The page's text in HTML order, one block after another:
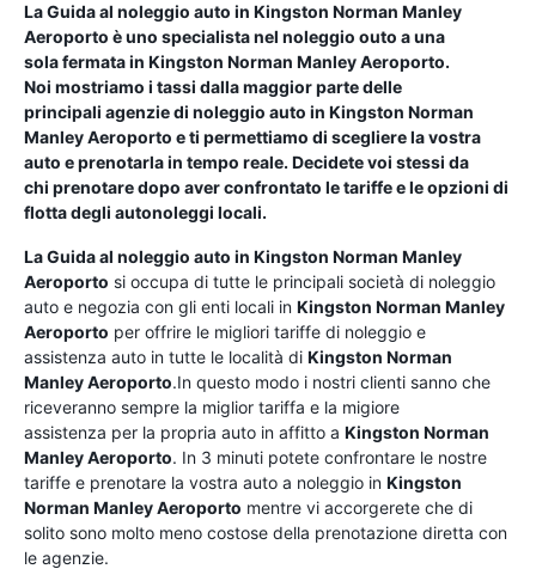
La Guida al noleggio auto in Kingston Norman Manley
Aeroporto è uno specialista nel noleggio outo a una
sola fermata in Kingston Norman Manley Aeroporto.
Noi mostriamo i tassi dalla maggior parte delle
principali agenzie di noleggio auto in Kingston Norman
Manley Aeroporto e ti permettiamo di scegliere la vostra
auto e prenotarla in tempo reale. Decidete voi stessi da
chi prenotare dopo aver confrontato le tariffe e le opzioni di
flotta degli autonoleggi locali.
La Guida al noleggio auto in Kingston Norman Manley
Aeroporto si occupa di tutte le principali società di noleggio
auto e negozia con gli enti locali in Kingston Norman Manley
Aeroporto per offrire le migliori tariffe di noleggio e
assistenza auto in tutte le località di Kingston Norman
Manley Aeroporto.In questo modo i nostri clienti sanno che
riceveranno sempre la miglior tariffa e la migiore
assistenza per la propria auto in affitto a Kingston Norman
Manley Aeroporto. In 3 minuti potete confrontare le nostre
tariffe e prenotare la vostra auto a noleggio in Kingston
Norman Manley Aeroporto mentre vi accorgerete che di
solito sono molto meno costose della prenotazione diretta con
le agenzie.